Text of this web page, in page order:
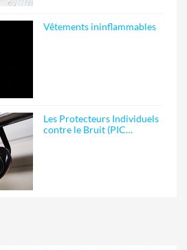
Vêtements ininflammables
Les Protecteurs Individuels
contre le Bruit (PIC…